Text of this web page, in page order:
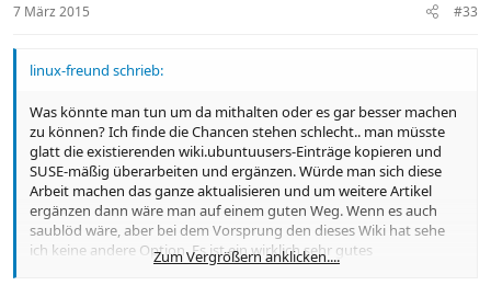
7 März 2015 #33
linux-freund schrieb:
Was könnte man tun um da mithalten oder es gar besser machen
zu können? Ich finde die Chancen stehen schlecht.. man müsste
glatt die existierenden wiki.ubuntuusers-Einträge kopieren und
SUSE-mäßig überarbeiten und ergänzen. Würde man sich diese
Arbeit machen das ganze aktualisieren und um weitere Artikel
ergänzen dann wäre man auf einem guten Weg. Wenn es auch
saublöd wäre, aber bei dem Vorsprung den dieses Wiki hat sehe
ich keine andere Option. Es ist ein wirklich sehr gutes
umfangreiches und durchdachtes Wiki.
Zum Vergrößern anklicken....